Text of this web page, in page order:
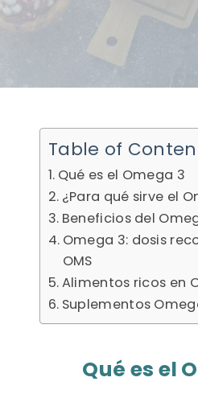
Table of
Qué es el Omega 3
¿Para qué sirve el
Beneficios del
Omega 3: dosis
OMS
Alimentos ricos en
Suplementos
Qué es el